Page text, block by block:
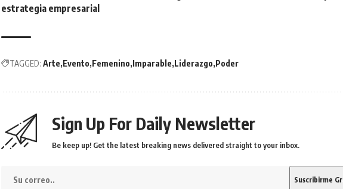
estrategia empresarial
TAGGED: Arte Evento Femenino Imparable Liderazgo Poder
Sign Up For Daily Newsletter
Be keep up! Get the latest breaking news delivered straight to your inbox.